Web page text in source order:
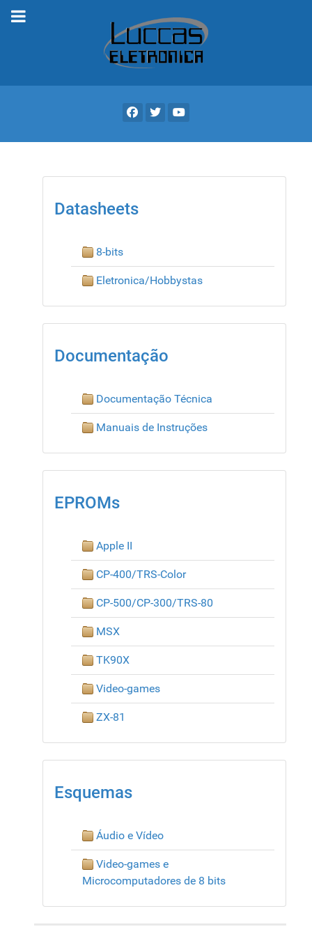
Datasheets
8-bits
Eletronica/Hobbystas
Documentação
Documentação Técnica
Manuais de Instruções
EPROMs
Apple II
CP-400/TRS-Color
CP-500/CP-300/TRS-80
MSX
TK90X
Video-games
ZX-81
Esquemas
Áudio e Vídeo
Video-games e
Microcomputadores de 8 bits